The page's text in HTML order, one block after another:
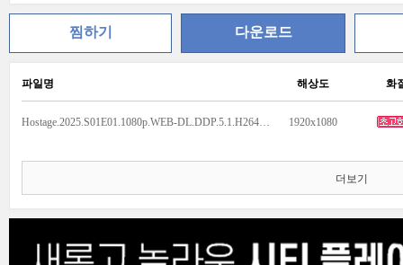
찜하기 다운로드
파일명 해상도 화
Hostage.2025.S01E01.1080p.WEB-DL.DDP.5.1.H264-SKJ.mkv 1920x1080
더보기